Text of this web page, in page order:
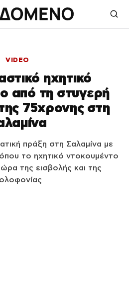
VIDEO
ηχητικό
από τη στυγερή
75χρονης στη
πράξη στη Σαλαμίνα με
το ηχητικό ντοκουμέντο
της εισβολής και της